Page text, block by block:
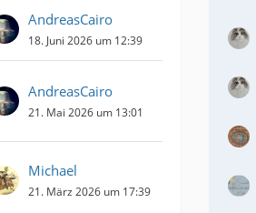
AndreasCairo
18. Juni 2026 um 12:39
AndreasCairo
21. Mai 2026 um 13:01
Michael
21. März 2026 um 17:39